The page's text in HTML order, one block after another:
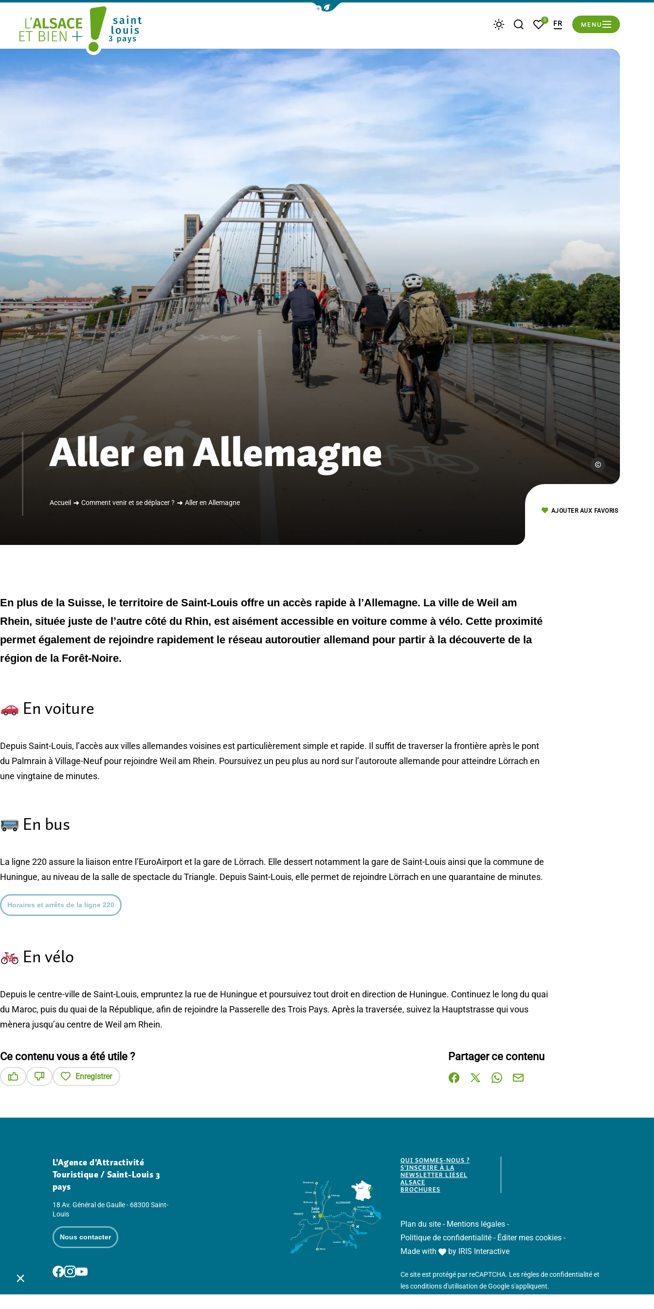
Afficher la barre de navigation du mode éco
Saint Louis Trois Pays
MétéoJe recherche
Mes favoris
0 FR MENU
D. Lett / ADT
Aller en Allemagne
Accueil Comment venir et se déplacer ? Aller en Allemagne
AJOUTER AUX FAVORIS
En plus de la Suisse, le territoire de Saint-Louis offre un accès rapide à l’Allemagne. La ville de Weil am
Rhein, située juste de l’autre côté du Rhin, est aisément accessible en voiture comme à vélo. Cette proximité
permet également de rejoindre rapidement le réseau autoroutier allemand pour partir à la découverte de la
région de la Forêt-Noire.
En voiture
Depuis Saint-Louis, l’accès aux villes allemandes voisines est particulièrement simple et rapide. Il suffit de traverser la frontière après le pont
du Palmrain à Village-Neuf pour rejoindre Weil am Rhein. Poursuivez un peu plus au nord sur l’autoroute allemande pour atteindre Lörrach en
une vingtaine de minutes.
En bus
La ligne 220 assure la liaison entre l’EuroAirport et la gare de Lörrach. Elle dessert notamment la gare de Saint-Louis ainsi que la commune de
Huningue, au niveau de la salle de spectacle du Triangle. Depuis Saint-Louis, elle permet de rejoindre Lörrach en une quarantaine de minutes.
Horaires et arrêts de la ligne 220
En vélo
Depuis le centre-ville de Saint-Louis, empruntez la rue de Huningue et poursuivez tout droit en direction de Huningue. Continuez le long du quai
du Maroc, puis du quai de la République, afin de rejoindre la Passerelle des Trois Pays. Après la traversée, suivez la Hauptstrasse qui vous
mènera jusqu’au centre de Weil am Rhein.
Ce contenu vous a été utile ?
Enregistrer
Partager ce contenu
Partager sur Facebook (nouvelle fenêtre)
Partager sur X / Twitter (nouvelle fenêtre)
Partager sur WhatsApp
Partager par mail
L'Agence d'Attractivité
Touristique / Saint-Louis 3
pays
18 Av. Général de Gaulle - 68300 Saint-
Louis
Nous contacter
Suivez-nous sur Facebook
Suivez-nous sur Instagram
Suivez-nous sur Youtube
QUI SOMMES-NOUS ?
S'INSCRIRE À LA
NEWSLETTER LIESEL
ALSACE
BROCHURES
Plan du site - Mentions légales -
Politique de confidentialité - Éditer mes cookies -
Made with
by IRIS Interactive
Ce site est protégé par reCAPTCHA. Les règles de confidentialitéet
lesconditions d'utilisation de Google s'appliquent.